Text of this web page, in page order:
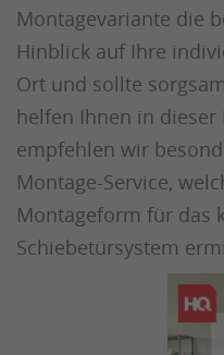
Montagevariante die
Hinblick auf Ihre
Ort und sollte
helfen Ihnen in dieser
empfehlen wir
Montage-Service,
Montageform für das
Schiebetürsystem